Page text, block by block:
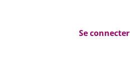
Se connecter